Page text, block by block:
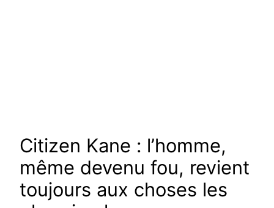
Citizen Kane : l’homme,
même devenu fou, revient
toujours aux choses les